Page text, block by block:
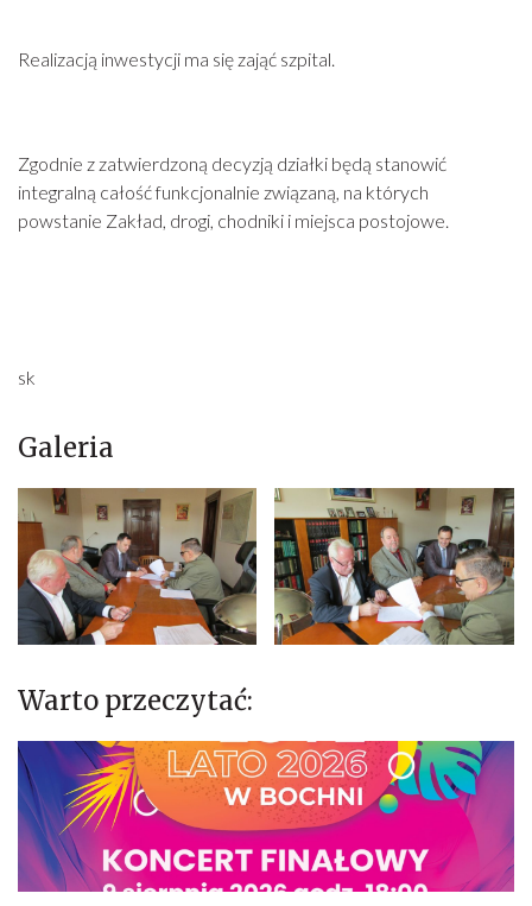
Realizacją inwestycji ma się zająć szpital.
Zgodnie z zatwierdzoną decyzją działki będą stanowić
integralną całość funkcjonalnie związaną, na których
powstanie Zakład, drogi, chodniki i miejsca postojowe.
sk
Galeria
Warto przeczytać: